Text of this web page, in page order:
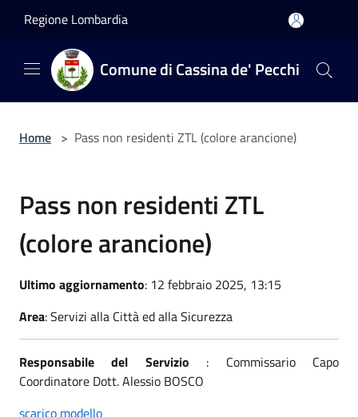
Regione Lombardia
Comune di Cassina de' Pecchi
Home > Pass non residenti ZTL (colore arancione)
Pass non residenti ZTL
(colore arancione)
Ultimo aggiornamento: 12 febbraio 2025, 13:15
Area: Servizi alla Città ed alla Sicurezza
Responsabile del Servizio : Commissario Capo
Coordinatore Dott. Alessio BOSCO
scarico modello